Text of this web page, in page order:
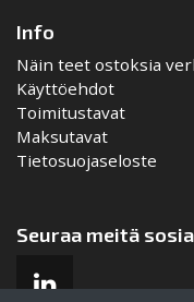
Info
Näin teet ostoksia
Käyttöehdot
Toimitustavat
Maksutavat
Tietosuojaseloste
Seuraa meitä